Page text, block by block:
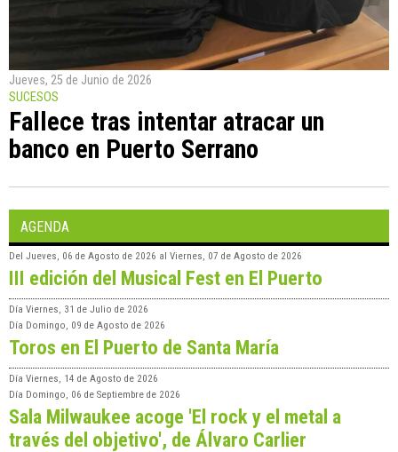
Jueves, 25 de Junio de 2026
SUCESOS
Fallece tras intentar atracar un
banco en Puerto Serrano
AGENDA
Del Jueves, 06 de Agosto de 2026 al Viernes, 07 de Agosto de 2026
III edición del Musical Fest en El Puerto
Día Viernes, 31 de Julio de 2026
Día Domingo, 09 de Agosto de 2026
Toros en El Puerto de Santa María
Día Viernes, 14 de Agosto de 2026
Día Domingo, 06 de Septiembre de 2026
Sala Milwaukee acoge 'El rock y el metal a
través del objetivo', de Álvaro Carlier